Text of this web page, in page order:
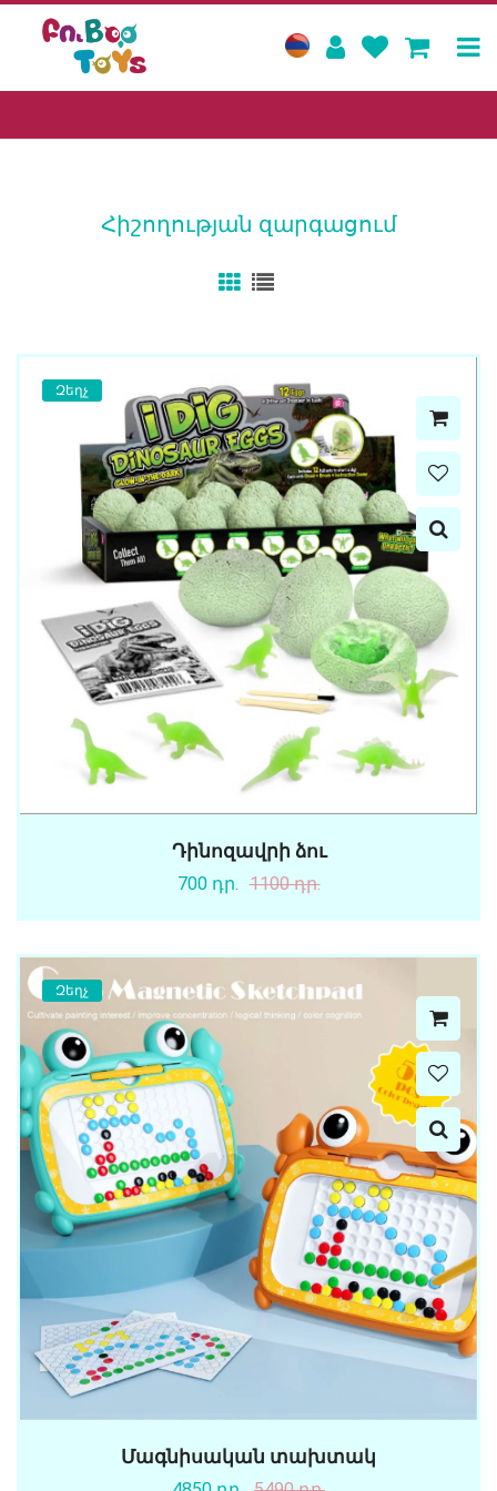
Հիշողության զարգացում
Զեղչ
Դինոզավրի ձու
700 դր. 1100 դր.
Զեղչ
Մագնիսական տախտակ